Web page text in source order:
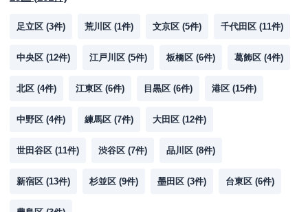
足立区 (3件) 荒川区 (1件) 文京区 (5件) 千代田区 (11件)
中央区 (12件) 江戸川区 (5件) 板橋区 (6件) 葛飾区 (4件)
北区 (4件) 江東区 (6件) 目黒区 (6件) 港区 (15件)
中野区 (4件) 練馬区 (7件) 大田区 (12件)
世田谷区 (11件) 渋谷区 (7件) 品川区 (8件)
新宿区 (13件) 杉並区 (9件) 墨田区 (3件) 台東区 (6件)